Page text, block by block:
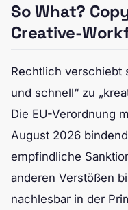
So What?
Creative-
Rechtlich verschiebt
und schnell“ zu
Die EU-Verordnung
August 2026
empfindliche
anderen Verstößen
nachlesbar in der